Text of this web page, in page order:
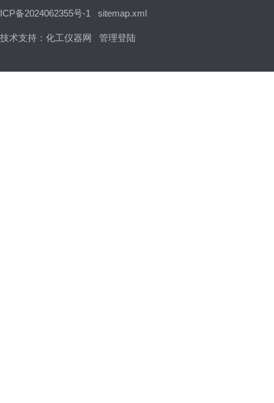
ICP备2024062355号-1 sitemap.xml
技术支持： 化工仪器网 管理登陆